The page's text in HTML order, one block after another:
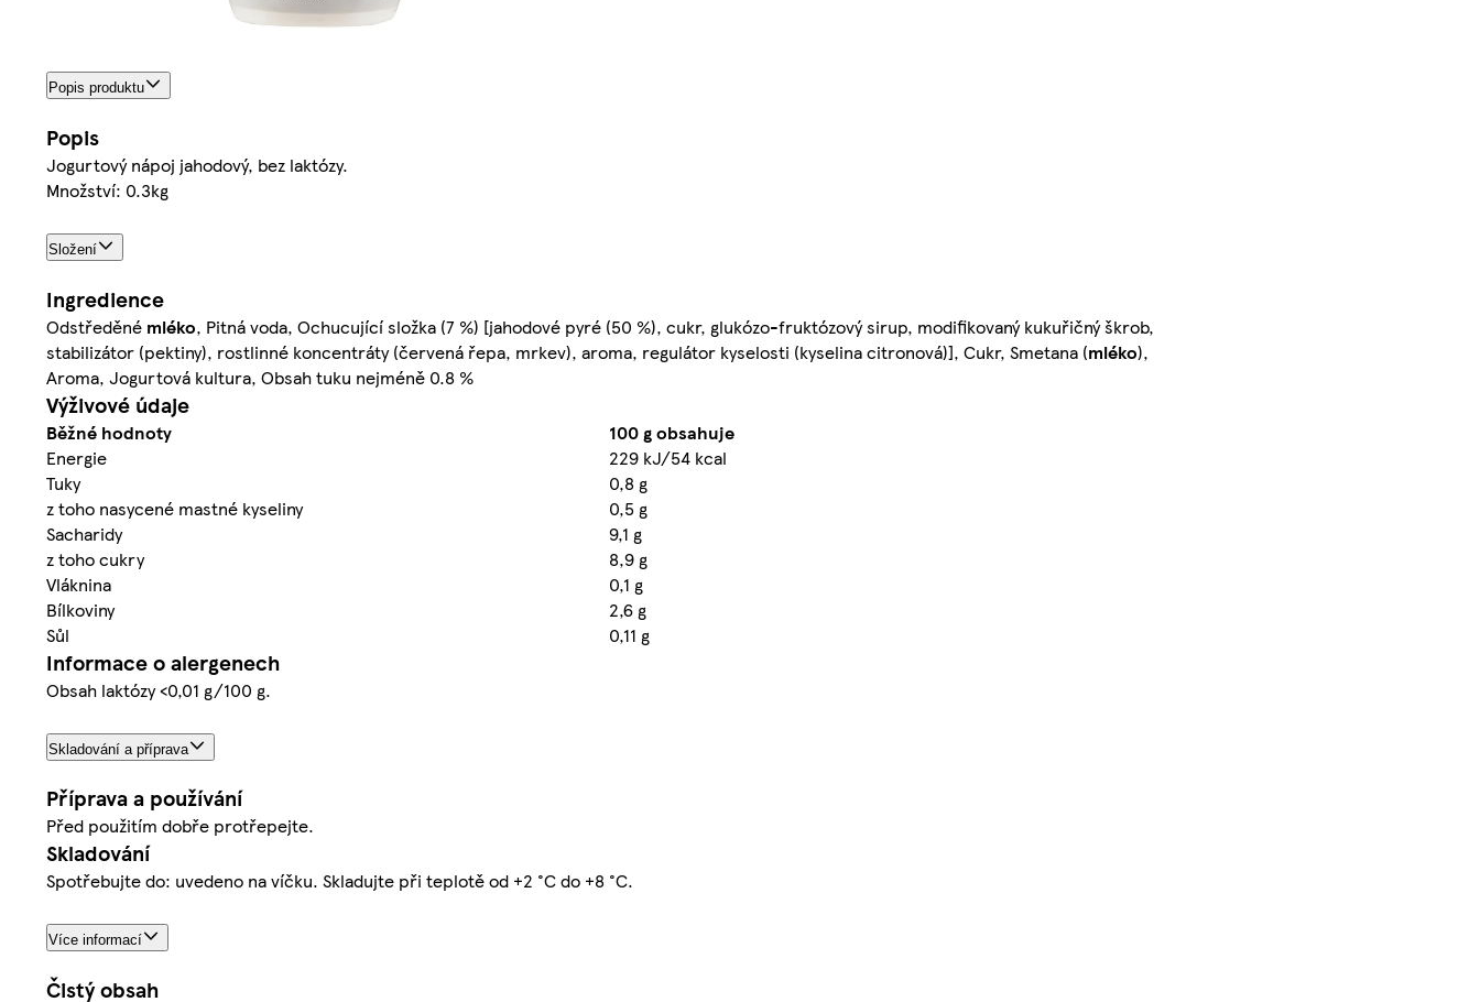
Popis produktu
Popis
Jogurtový nápoj jahodový, bez laktózy.
Množství: 0.3kg
Složení
Ingredience
Odstředěné mléko, Pitná voda, Ochucující složka (7 %) [jahodové pyré (50 %), cukr, glukózo-fruktózový sirup, modifikovaný kukuřičný škrob,
stabilizátor (pektiny), rostlinné koncentráty (červená řepa, mrkev), aroma, regulátor kyselosti (kyselina citronová)], Cukr, Smetana (mléko),
Aroma, Jogurtová kultura, Obsah tuku nejméně 0.8 %
Výživové údaje
Běžné hodnoty
100 g obsahuje
Energie
229 kJ/54 kcal
Tuky
0,8 g
z toho nasycené mastné kyseliny
0,5 g
Sacharidy
9,1 g
z toho cukry
8,9 g
Vláknina
0,1 g
Bílkoviny
2,6 g
Sůl
0,11 g
Informace o alergenech
Obsah laktózy <0,01 g/100 g.
Skladování a příprava
Příprava a používání
Před použitím dobře protřepejte.
Skladování
Spotřebujte do: uvedeno na víčku. Skladujte při teplotě od +2 °C do +8 °C.
Více informací
Čistý obsah